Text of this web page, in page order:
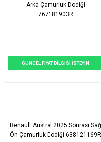
Arka Çamurluk Dodiği
767181903R
GÜNCEL FİYAT BİLGİSİ İSTEYİN
Renault Austral 2025 Sonrası Sağ
Ön Çamurluk Dodiği 638121169R